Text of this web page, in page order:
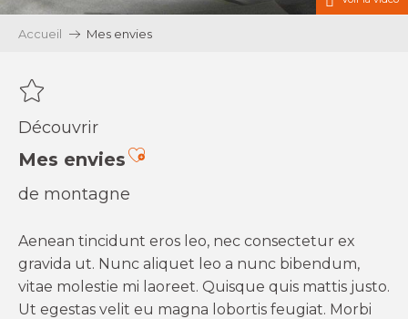
Accueil Mes envies
Découvrir
Mes enviesAjouter aux favoris
de montagne
Aenean tincidunt eros leo, nec consectetur ex
gravida ut. Nunc aliquet leo a nunc bibendum,
vitae molestie mi laoreet. Quisque quis mattis justo.
Ut egestas velit eu magna lobortis feugiat. Morbi